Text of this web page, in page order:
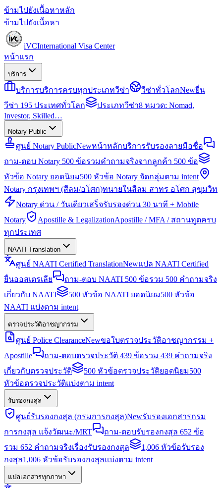
ข้ามไปยังเนื้อหาหลัก
ข้ามไปยังเนื้อหา
iVCInternational Visa Center
หน้าแรก
บริการ
บริการบริการครบทุกประเภทวีซ่า วีซ่าทั่วโลกNewยื่น
วีซ่า 195 ประเทศทั่วโลก
ประเภทวีซ่า8 หมวด: Nomad,
Investor, Skilled…
Notary Public
ศูนย์ Notary PublicNewหน้าหลักบริการรับรองลายมือชื่อ
ถาม-ตอบ Notary 500 ข้อรวมคำถามจริงจากลูกค้า 500 ข้อ
หัวข้อ Notary ยอดนิยม500 หัวข้อ Notary จัดกลุ่มตาม intent
Notary กรุงเทพฯ (สีลม/อโศก)ทนายในสีลม สาทร อโศก สุขุมวิท
Notary ด่วน / วันเดียวเสร็จรับรองด่วน 30 นาที + Mobile
Notary
Apostille & LegalizationApostille / MFA / สถานทูตครบ
ทุกประเทศ
NAATI Translation
ศูนย์ NAATI Certified TranslationNewแปล NAATI Certified
ยื่นออสเตรเลีย
ถาม-ตอบ NAATI 500 ข้อรวม 500 คำถามจริง
เกี่ยวกับ NAATI
500 หัวข้อ NAATI ยอดนิยม500 หัวข้อ
NAATI แบ่งตาม intent
ตรวจประวัติอาชญากรรม
ศูนย์ Police ClearanceNewขอใบตรวจประวัติอาชญากรรม +
Apostille
ถาม-ตอบตรวจประวัติ 439 ข้อรวม 439 คำถามจริง
เกี่ยวกับตรวจประวัติ
500 หัวข้อตรวจประวัติยอดนิยม500
หัวข้อตรวจประวัติแบ่งตาม intent
รับรองกงสุล
ศูนย์รับรองกงสุล (กรมการกงสุล)Newรับรองเอกสารกรม
การกงสุล แจ้งวัฒนะ/MRT
ถาม-ตอบรับรองกงสุล 652 ข้อ
รวม 652 คำถามจริงเรื่องรับรองกงสุล
1,006 หัวข้อรับรอง
กงสุล1,006 หัวข้อรับรองกงสุลแบ่งตาม intent
แปลเอกสารทุกภาษา